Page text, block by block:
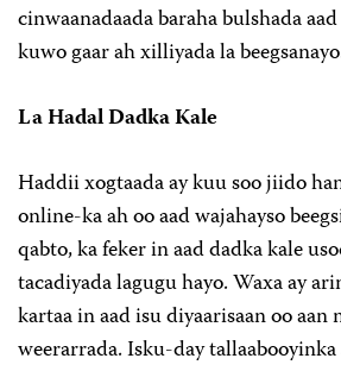
cinwaanadaada baraha bulshada
kuwo gaar ah xilliyada la
La Hadal Dadka Kale
Haddii xogtaada ay kuu soo jiido
online-ka ah oo aad wajahayso
qabto, ka feker in aad dadka kale
tacadiyada lagugu hayo. Waxa ay
kartaa in aad isu diyaarisaan oo aan
weerarrada. Isku-day tallaabooyinka